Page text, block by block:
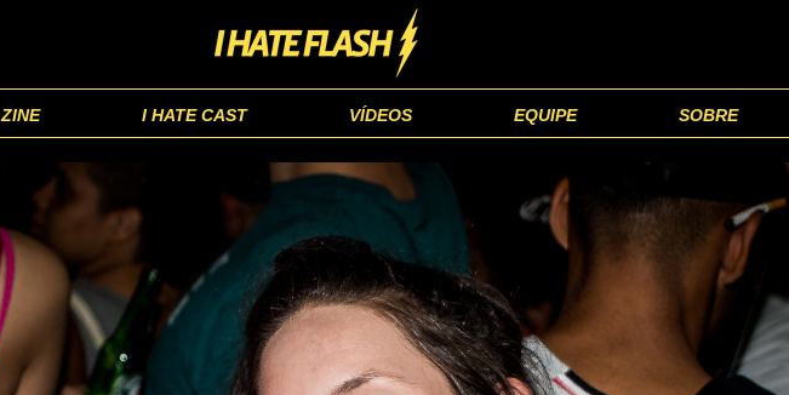
ZINE I HATE CAST VÍDEOS EQUIPE SOBRE